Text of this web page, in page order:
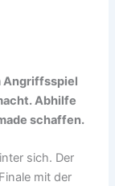
Angriffsspiel
Abhilfe
schaffen.
sich. Der
mit der